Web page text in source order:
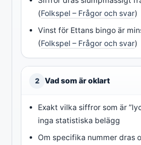
(Folkspel – Frågor och svar)
Vinst för Ettans bingo är
(Folkspel – Frågor och svar)
2 Vad som är oklart
Exakt vilka siffror som är
inga statistiska belägg
Om specifika nummer dras